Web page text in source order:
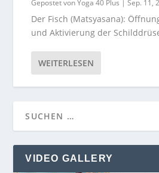
Gepostet vonYoga 40 Plus |Sep. 11,
Der Fisch (Matsyasana):
und Aktivierung der
WEITERLESEN
VIDEO GALLERY